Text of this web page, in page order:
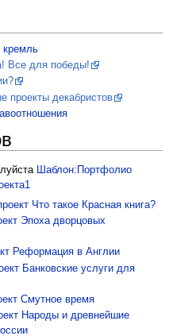
кремль
Все для победы!
проекты декабристов
Шаблон:Портфолио
Что такое Красная книга?
Эпоха дворцовых
Реформация в Англии
Банковские услуги для
Смутное время
Народы и древнейшие